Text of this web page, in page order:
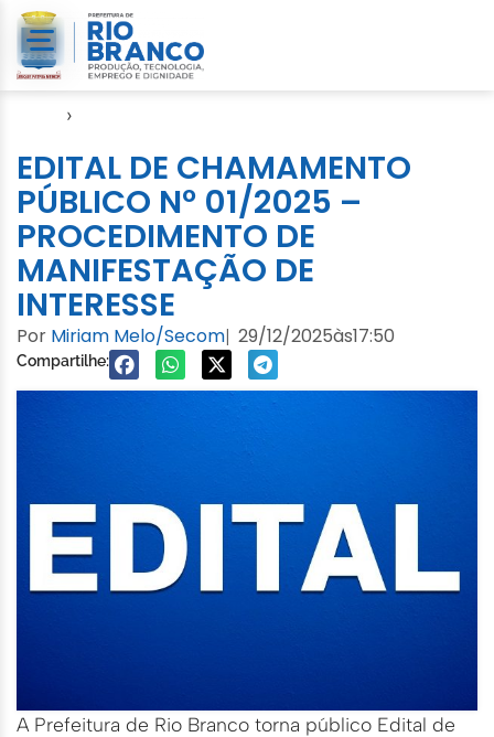
›
EDITAL DE CHAMAMENTO
PÚBLICO Nº 01/2025 –
PROCEDIMENTO DE
MANIFESTAÇÃO DE
INTERESSE
Por Miriam Melo/Secom| 29/12/2025às17:50
Compartilhe:
A Prefeitura de Rio Branco torna público Edital de